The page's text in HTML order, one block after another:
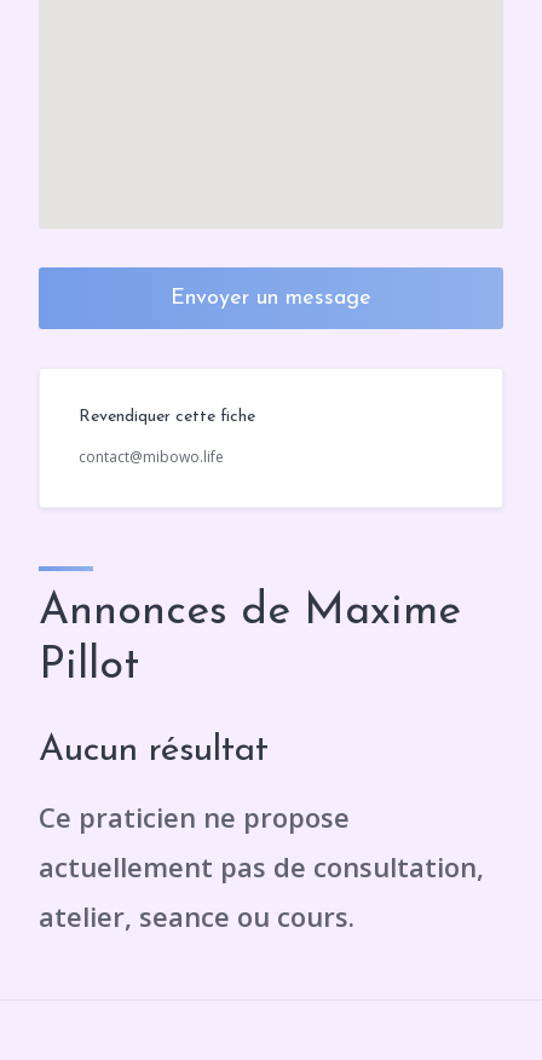
Envoyer un message
Revendiquer cette fiche
contact@mibowo.life
Annonces de Maxime
Pillot
Aucun résultat